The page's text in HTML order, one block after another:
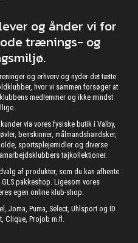
lever og ånder vi for
trænings- og
og erhverv og nyder det tætte
hvor vi sammen forsøger at
medlemmer og ikke mindst
via vores fysiske butik i Valby,
benskinner, målmandshandsker,
sportsplejemidler og diverse
tøjkollektioner.
af produkter, som du kan afhente
pakkeshop. Ligesom vores
egen online klub-shop.
Joma, Puma, Select, Uhlsport og ID
Clique, Projob m.fl.